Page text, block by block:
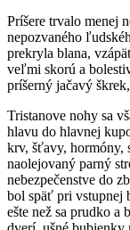
Príšere trvalo menej
nepozvaného
prekryla blana,
veľmi skorú a
príšerný jačavý
Tristanove nohy sa
hlavu do hlavnej
krv, šťavy, hormóny,
naolejovaný parný
nebezpečenstve do
bol späť pri vstupnej
ešte než sa prudko